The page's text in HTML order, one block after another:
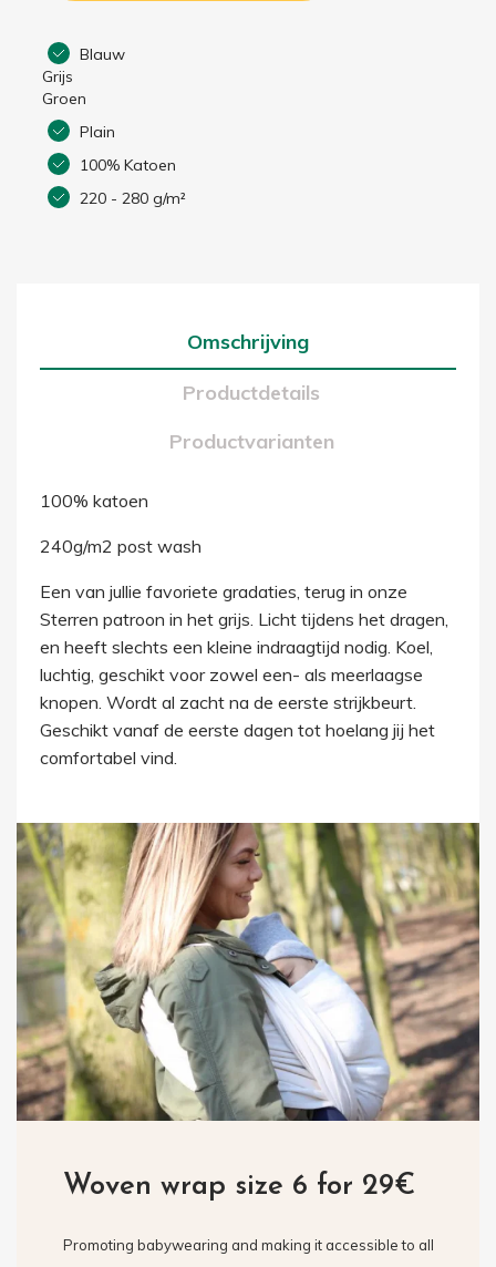
Blauw
Grijs
Groen
Plain
100% Katoen
220 - 280 g/m²
Omschrijving
Productdetails
Productvarianten
100% katoen
240g/m2 post wash
Een van jullie favoriete gradaties, terug in onze
Sterren patroon in het grijs. Licht tijdens het dragen,
en heeft slechts een kleine indraagtijd nodig. Koel,
luchtig, geschikt voor zowel een- als meerlaagse
knopen. Wordt al zacht na de eerste strijkbeurt.
Geschikt vanaf de eerste dagen tot hoelang jij het
comfortabel vind.
Woven wrap size 6 for 29€
Promoting babywearing and making it accessible to all